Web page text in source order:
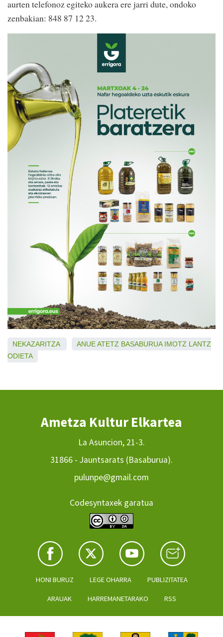
aurten telefonoz egiteko aukera ere jarri dute, ondoko
zenbakian: 848 87 12 23.
NEKAZARITZA ANUEATETZ BASABURUA IMOTZ LANTZ
ODIETA
Ametza Kultur Elkartea
La Asuncion, 21-3.
31866 - Jauntsarats (Basaburua).
pulunpe@gmail.com
Codesyntaxek garatua
HONI BURUZ LEGE OHARRA PUBLIZITATEA
ARAUAK HARREMANETARAKO RSS